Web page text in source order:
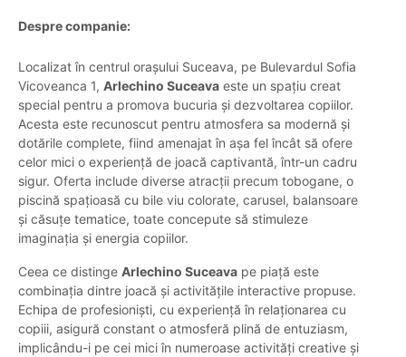
Despre companie:
Localizat în centrul orașului Suceava, pe Bulevardul Sofia
Vicoveanca 1, Arlechino Suceava este un spațiu creat
special pentru a promova bucuria și dezvoltarea copiilor.
Acesta este recunoscut pentru atmosfera sa modernă și
dotările complete, fiind amenajat în așa fel încât să ofere
celor mici o experiență de joacă captivantă, într-un cadru
sigur. Oferta include diverse atracții precum tobogane, o
piscină spațioasă cu bile viu colorate, carusel, balansoare
și căsuțe tematice, toate concepute să stimuleze
imaginația și energia copiilor.
Ceea ce distinge Arlechino Suceava pe piață este
combinația dintre joacă și activitățile interactive propuse.
Echipa de profesioniști, cu experiență în relaționarea cu
copiii, asigură constant o atmosferă plină de entuziasm,
implicându-i pe cei mici în numeroase activități creative și